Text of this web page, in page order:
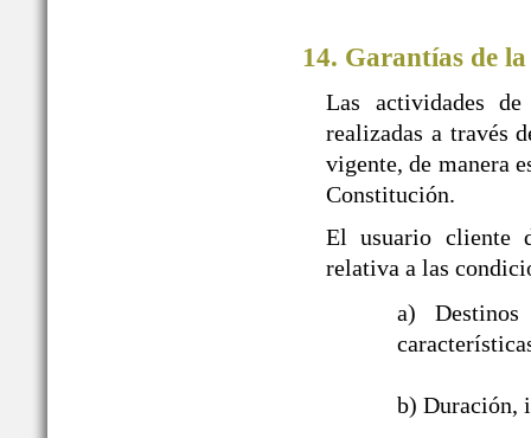
14. Garantías de
Las actividades
realizadas a través
vigente, de manera
Constitución.
El usuario cliente
relativa a las
a)
b) Duración,